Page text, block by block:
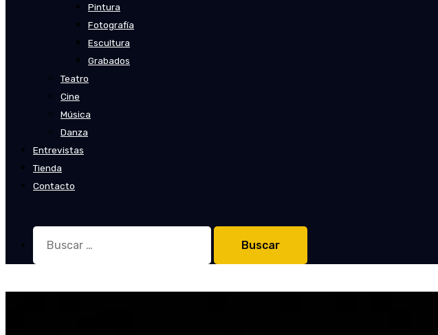
Pintura
Fotografía
Escultura
Grabados
Teatro
Cine
Música
Danza
Entrevistas
Tienda
Contacto
Buscar: